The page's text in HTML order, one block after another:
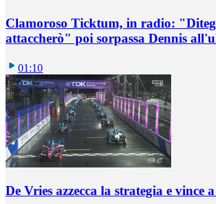
Clamoroso Ticktum, in radio:
attaccherò" poi sorpassa Dennis
01:10
De Vries azzecca la strategia e vince